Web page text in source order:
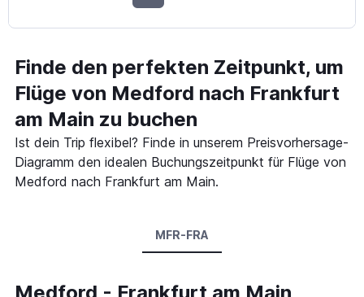
Finde den perfekten Zeitpunkt, um
Flüge von Medford nach Frankfurt
am Main zu buchen
Ist dein Trip flexibel? Finde in unserem Preisvorhersage-
Diagramm den idealen Buchungszeitpunkt für Flüge von
Medford nach Frankfurt am Main.
MFR-FRA